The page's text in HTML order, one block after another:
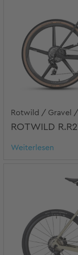
Rotwild / Gravel /
ROTWILD
Weiterlesen